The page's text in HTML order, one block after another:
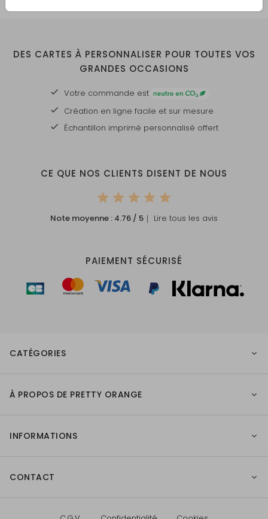
DES CARTES À PERSONNALISER POUR TOUTES VOS
GRANDES OCCASIONS
Votre commande est
Création en ligne facile et sur mesure
Échantillon imprimé personnalisé offert
CE QUE NOS CLIENTS DISENT DE NOUS
Note moyenne : 4.76 / 5 ｜ Lire tous les avis
PAIEMENT SÉCURISÉ
CATÉGORIES
À PROPOS DE PRETTY ORANGE
INFORMATIONS
CONTACT